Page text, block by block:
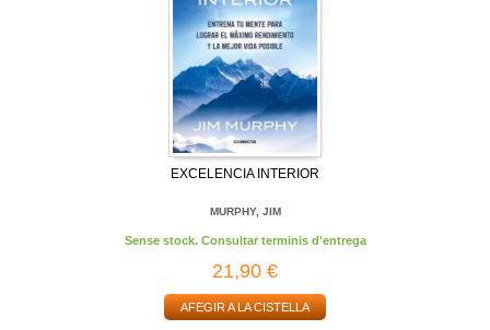
EXCELENCIA INTERIOR
MURPHY, JIM
Sense stock. Consultar terminis d'entrega
21,90 €
AFEGIR A LA CISTELLA